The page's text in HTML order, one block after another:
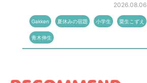
2026.08.06
Gakken 夏休みの宿題 小学生 粟生こずえ
青木伸生